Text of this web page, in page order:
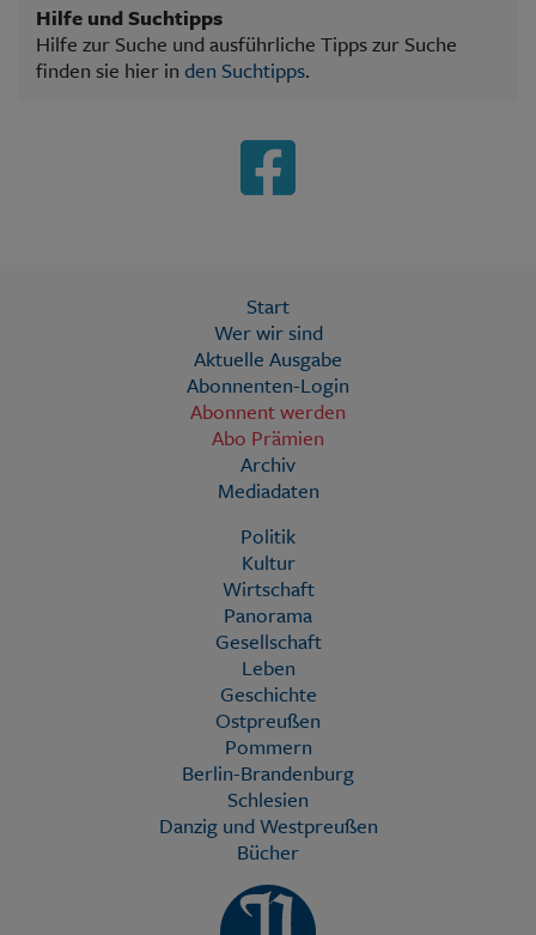
Hilfe und Suchtipps
Hilfe zur Suche und ausführliche Tipps zur Suche
finden sie hier in den Suchtipps.
Start
Wer wir sind
Aktuelle Ausgabe
Abonnenten-Login
Abonnent werden
Abo Prämien
Archiv
Mediadaten
Politik
Kultur
Wirtschaft
Panorama
Gesellschaft
Leben
Geschichte
Ostpreußen
Pommern
Berlin-Brandenburg
Schlesien
Danzig und Westpreußen
Bücher